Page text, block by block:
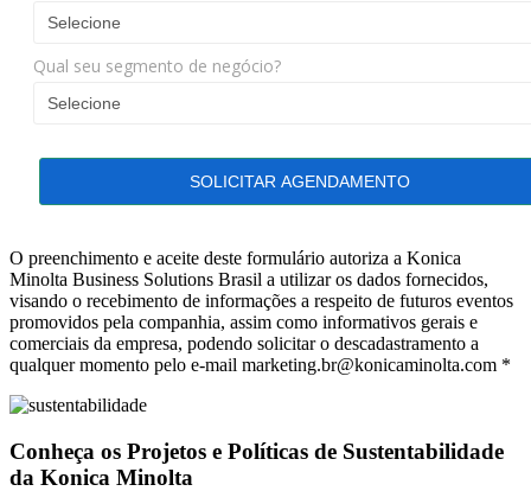
Qual seu segmento de negócio?
SOLICITAR AGENDAMENTO
O preenchimento e aceite deste formulário autoriza a Konica
Minolta Business Solutions Brasil a utilizar os dados fornecidos,
visando o recebimento de informações a respeito de futuros eventos
promovidos pela companhia, assim como informativos gerais e
comerciais da empresa, podendo solicitar o descadastramento a
qualquer momento pelo e-mail marketing.br@konicaminolta.com *
Conheça os Projetos e Políticas de Sustentabilidade
da Konica Minolta